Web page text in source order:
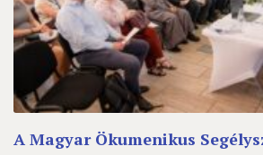
A Magyar Ökumenikus